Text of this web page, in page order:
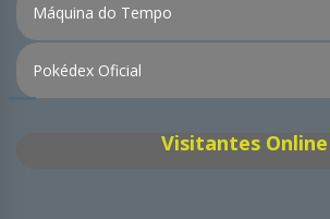
Máquina do Tempo
Pokédex Oficial
Visitantes Online